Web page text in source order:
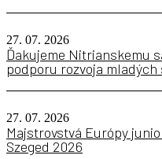
27. 07. 2026
Ďakujeme Nitrianskemu
podporu rozvoja
27. 07. 2026
Majstrovstvá Európy
Szeged 2026